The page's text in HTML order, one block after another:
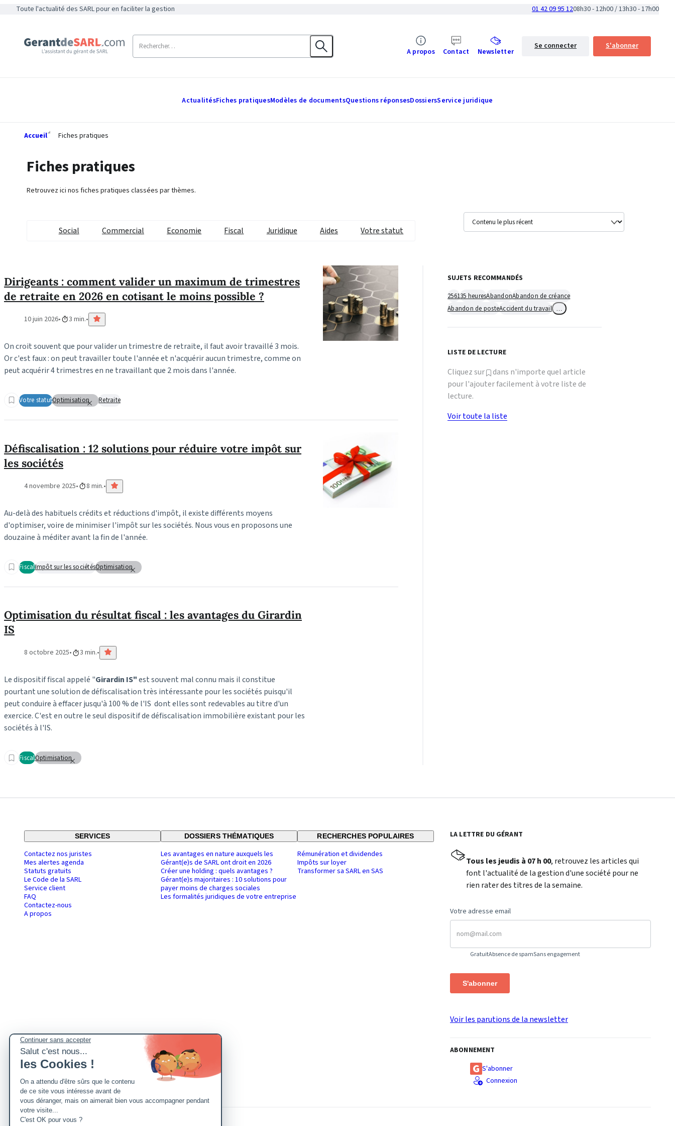
Toute l'actualité des SARL pour en faciliter la gestion 01 42 09 95 1208h30 - 12h00 / 13h30 - 17h00
A propos Contact Newsletter
Se connecter S'abonner
ActualitésFiches pratiquesModèles de documentsQuestions réponsesDossiersService juridique
Accueil Fiches pratiques
Fiches pratiques
Retrouvez ici nos fiches pratiques classées par thèmes.
Social Commercial Economie Fiscal Juridique Aides Votre statut
Dirigeants : comment valider un maximum de trimestres
de retraite en 2026 en cotisant le moins possible ?
10 juin 2026 3 min.
On croit souvent que pour valider un trimestre de retraite, il faut avoir travaillé 3 mois.
Or c'est faux : on peut travailler toute l'année et n'acquérir aucun trimestre, comme on
peut acquérir 4 trimestres en ne travaillant que 2 mois dans l'année.
Votre statutOptimisation Retraite
Défiscalisation : 12 solutions pour réduire votre impôt sur
les sociétés
4 novembre 2025 8 min.
Au-delà des habituels crédits et réductions d'impôt, il existe différents moyens
d'optimiser, voire de minimiser l'impôt sur les sociétés. Nous vous en proposons une
douzaine à méditer avant la fin de l'année.
FiscalImpôt sur les sociétésOptimisation
Optimisation du résultat fiscal : les avantages du Girardin
IS
8 octobre 2025 3 min.
Le dispositif fiscal appelé "Girardin IS"est souvent mal connu mais il constitue
pourtant une solution de défiscalisation très intéressante pour les sociétés puisqu'il
peut conduire à effacer jusqu'à 100 % de l'IS dont elles sont redevables au titre d'un
exercice. C'est en outre le seul dispositif de défiscalisation immobilière existant pour les
sociétés à l'IS.
FiscalOptimisation
SUJETS RECOMMANDÉS
256135 heuresAbandonAbandon de créance
Abandon de posteAccident du travail
LISTE DE LECTURE
Cliquez sur
dans n'importe quel article
pour l'ajouter facilement à votre liste de
lecture.
Voir toute la liste
SERVICES
Contactez nos juristes
Mes alertes agenda
Statuts gratuits
Le Code de la SARL
Service client
FAQ
Contactez-nous
A propos
DOSSIERS THÉMATIQUES
Les avantages en nature auxquels les
Gérant(e)s de SARL ont droit en 2026
Créer une holding : quels avantages ?
Gérant(e)s majoritaires : 10 solutions pour
payer moins de charges sociales
Les formalités juridiques de votre entreprise
RECHERCHES POPULAIRES
Rémunération et dividendes
Impôts sur loyer
Transformer sa SARL en SAS
LA LETTRE DU GÉRANT
Tous les jeudis à 07 h 00, retrouvez les articles qui
font l'actualité de la gestion d'une société pour ne
rien rater des titres de la semaine.
Votre adresse email
GratuitAbsence de spamSans engagement
S'abonner
Voir les parutions de la newsletter
ABONNEMENT
S'abonner
Connexion